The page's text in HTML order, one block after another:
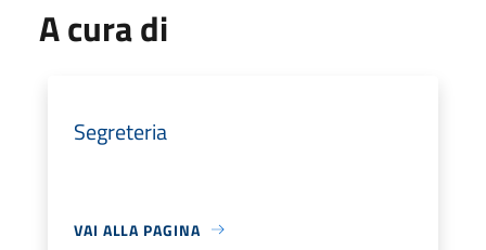
A cura di
Segreteria
VAI ALLA PAGINA